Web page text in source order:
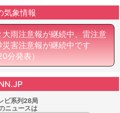
気象情報
雨注意報が継続中、雷注意
害注意報が継続中です
分発表）
ビ系列28局
ニュースは